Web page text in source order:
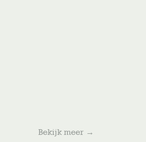
Bekijk meer →